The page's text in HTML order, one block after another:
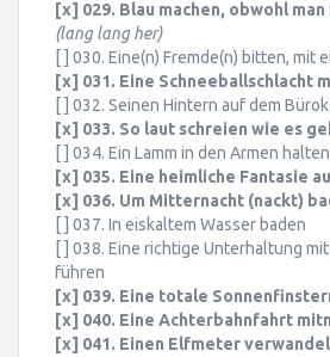
[x] 029. Blau machen, obwohl
(lang lang her)
[ ] 030. Eine(n) Fremde(n) bitten, mit
[x] 031. Eine Schneeballschlacht
[ ] 032. Seinen Hintern auf dem
[x] 033. So laut schreien wie es
[ ] 034. Ein Lamm in den Armen halten
[x] 035. Eine heimliche Fantasie
[x] 036. Um Mitternacht (nackt)
[ ] 037. In eiskaltem Wasser baden
[ ] 038. Eine richtige Unterhaltung
führen
[x] 039. Eine totale
[x] 040. Eine Achterbahnfahrt
[x] 041. Einen Elfmeter